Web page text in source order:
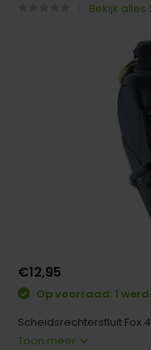
Bekijk
€12,95
Op voorraad: 1
Scheidsrechtersfluit Fox
Toon meer